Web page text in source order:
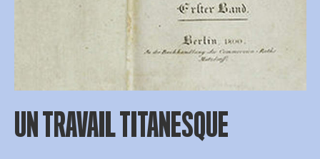
UN TRAVAIL TITANESQUE